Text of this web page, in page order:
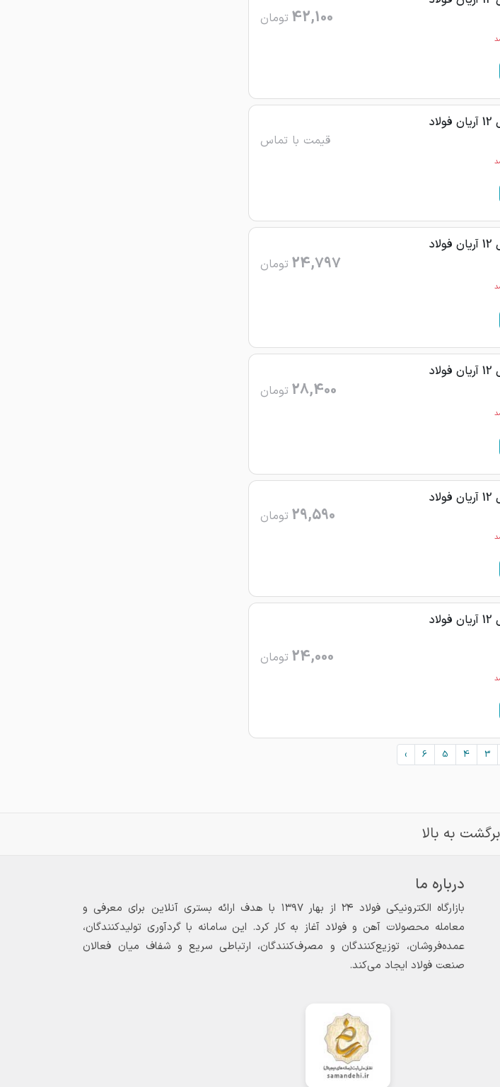
42,100 تومان
قیمت با تماس
24,797 تومان
28,400 تومان
29,590 تومان
24,000 تومان
3
4
5
6
›
برگشت به بالا
درباره ما
بازارگاه الکترونیکی فولاد ۲۴ از بهار ۱۳۹۷ با هدف ارائه بستری آنلاین برای معرفی و
معامله محصولات آهن و فولاد آغاز به کار کرد. این سامانه با گردآوری تولیدکنندگان،
عمده‌فروشان، توزیع‌کنندگان و مصرف‌کنندگان، ارتباطی سریع و شفاف میان فعالان
صنعت فولاد ایجاد می‌کند.